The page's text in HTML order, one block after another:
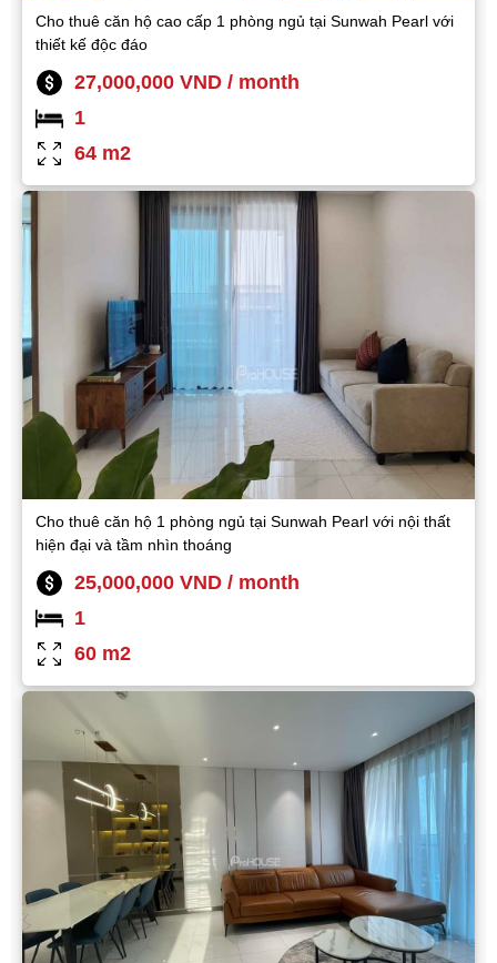
Cho thuê căn hộ cao cấp 1 phòng ngủ tại Sunwah Pearl với
thiết kế độc đáo
27,000,000 VND / month
1
64 m2
Cho thuê căn hộ 1 phòng ngủ tại Sunwah Pearl với nội thất
hiện đại và tầm nhìn thoáng
25,000,000 VND / month
1
60 m2